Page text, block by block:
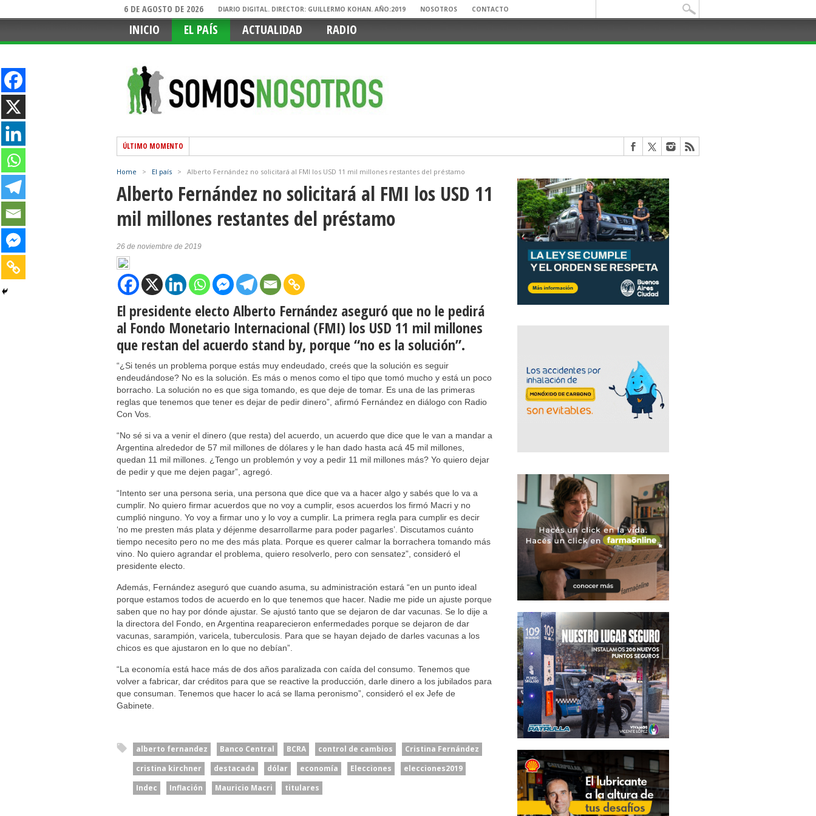
6 DE AGOSTO DE 2026 DIARIO DIGITAL. DIRECTOR: GUILLERMO KOHAN. AÑO:2019 NOSOTROS CONTACTO
INICIO EL PAÍS ACTUALIDAD RADIO
ÚLTIMO MOMENTO
Home > El país > Alberto Fernández no solicitará al FMI los USD 11 mil millones restantes del préstamo
Alberto Fernández no solicitará al FMI los USD 11
mil millones restantes del préstamo
26 de noviembre de 2019
El presidente electo Alberto Fernández aseguró que no le pedirá
al Fondo Monetario Internacional (FMI) los USD 11 mil millones
que restan del acuerdo stand by, porque “no es la solución”.
“¿Si tenés un problema porque estás muy endeudado, creés que la solución es seguir
endeudándose? No es la solución. Es más o menos como el tipo que tomó mucho y está un poco
borracho. La solución no es que siga tomando, es que deje de tomar. Es una de las primeras
reglas que tenemos que tener es dejar de pedir dinero”, afirmó Fernández en diálogo con Radio
Con Vos.
“No sé si va a venir el dinero (que resta) del acuerdo, un acuerdo que dice que le van a mandar a
Argentina alrededor de 57 mil millones de dólares y le han dado hasta acá 45 mil millones,
quedan 11 mil millones. ¿Tengo un problemón y voy a pedir 11 mil millones más? Yo quiero dejar
de pedir y que me dejen pagar”, agregó.
“Intento ser una persona seria, una persona que dice que va a hacer algo y sabés que lo va a
cumplir. No quiero firmar acuerdos que no voy a cumplir, esos acuerdos los firmó Macri y no
cumplió ninguno. Yo voy a firmar uno y lo voy a cumplir. La primera regla para cumplir es decir
‘no me presten más plata y déjenme desarrollarme para poder pagarles’. Discutamos cuánto
tiempo necesito pero no me des más plata. Porque es querer calmar la borrachera tomando más
vino. No quiero agrandar el problema, quiero resolverlo, pero con sensatez”, consideró el
presidente electo.
Además, Fernández aseguró que cuando asuma, su administración estará “en un punto ideal
porque estamos todos de acuerdo en lo que tenemos que hacer. Nadie me pide un ajuste porque
saben que no hay por dónde ajustar. Se ajustó tanto que se dejaron de dar vacunas. Se lo dije a
la directora del Fondo, en Argentina reaparecieron enfermedades porque se dejaron de dar
vacunas, sarampión, varicela, tuberculosis. Para que se hayan dejado de darles vacunas a los
chicos es que ajustaron en lo que no debían”.
“La economía está hace más de dos años paralizada con caída del consumo. Tenemos que
volver a fabricar, dar créditos para que se reactive la producción, darle dinero a los jubilados para
que consuman. Tenemos que hacer lo acá se llama peronismo”, consideró el ex Jefe de
Gabinete.
alberto fernandez Banco Central BCRA control de cambios
Cristina Fernández
cristina kirchner
destacada dólar economía Elecciones
elecciones2019
Indec
Inflación Mauricio Macri titulares